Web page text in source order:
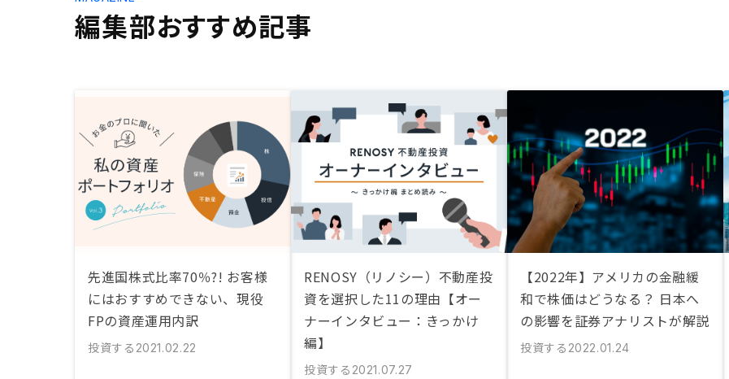
編集部おすすめ記事
先進国株式比率70％?! お客様
にはおすすめできない、現役
FPの資産運用内訳
投資する 2021.02.22
RENOSY（リノシー）不動産投
資を選択した11の理由【オー
ナーインタビュー：きっかけ
編】
投資する 2021.07.27
【2022年】アメリカの金融緩
和で株価はどうなる？ 日本へ
の影響を証券アナリストが解説
投資する 2022.01.24